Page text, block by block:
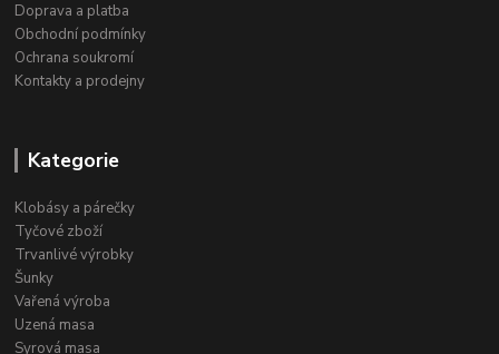
Doprava a platba
Obchodní podmínky
Ochrana soukromí
Kontakty a prodejny
Kategorie
Klobásy a párečky
Tyčové zboží
Trvanlivé výrobky
Šunky
Vařená výroba
Uzená masa
Syrová masa